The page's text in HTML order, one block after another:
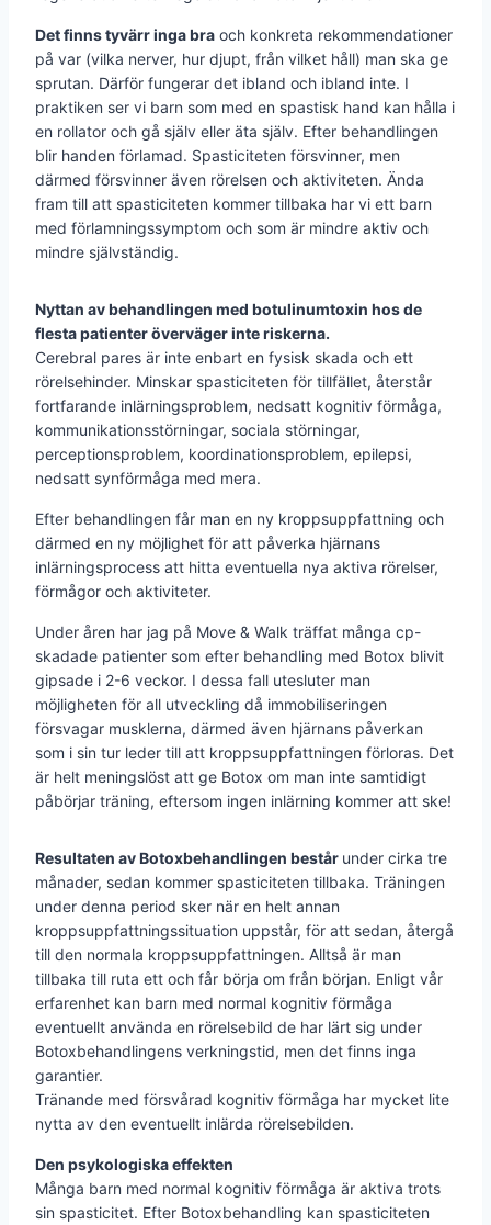
Det finns tyvärr inga bra och konkreta rekommendationer
på var (vilka nerver, hur djupt, från vilket håll) man ska ge
sprutan. Därför fungerar det ibland och ibland inte. I
praktiken ser vi barn som med en spastisk hand kan hålla i
en rollator och gå själv eller äta själv. Efter behandlingen
blir handen förlamad. Spasticiteten försvinner, men
därmed försvinner även rörelsen och aktiviteten. Ända
fram till att spasticiteten kommer tillbaka har vi ett barn
med förlamningssymptom och som är mindre aktiv och
mindre självständig.
Nyttan av behandlingen med botulinumtoxin hos de
flesta patienter överväger inte riskerna.
Cerebral pares är inte enbart en fysisk skada och ett
rörelsehinder. Minskar spasticiteten för tillfället, återstår
fortfarande inlärningsproblem, nedsatt kognitiv förmåga,
kommunikationsstörningar, sociala störningar,
perceptionsproblem, koordinationsproblem, epilepsi,
nedsatt synförmåga med mera.
Efter behandlingen får man en ny kroppsuppfattning och
därmed en ny möjlighet för att påverka hjärnans
inlärningsprocess att hitta eventuella nya aktiva rörelser,
förmågor och aktiviteter.
Under åren har jag på Move & Walk träffat många cp-
skadade patienter som efter behandling med Botox blivit
gipsade i 2-6 veckor. I dessa fall utesluter man
möjligheten för all utveckling då immobiliseringen
försvagar musklerna, därmed även hjärnans påverkan
som i sin tur leder till att kroppsuppfattningen förloras. Det
är helt meningslöst att ge Botox om man inte samtidigt
påbörjar träning, eftersom ingen inlärning kommer att ske!
Resultaten av Botoxbehandlingen består under cirka tre
månader, sedan kommer spasticiteten tillbaka. Träningen
under denna period sker när en helt annan
kroppsuppfattningssituation uppstår, för att sedan, återgå
till den normala kroppsuppfattningen. Alltså är man
tillbaka till ruta ett och får börja om från början. Enligt vår
erfarenhet kan barn med normal kognitiv förmåga
eventuellt använda en rörelsebild de har lärt sig under
Botoxbehandlingens verkningstid, men det finns inga
garantier.
Tränande med försvårad kognitiv förmåga har mycket lite
nytta av den eventuellt inlärda rörelsebilden.
Den psykologiska effekten
Många barn med normal kognitiv förmåga är aktiva trots
sin spasticitet. Efter Botoxbehandling kan spasticiteten